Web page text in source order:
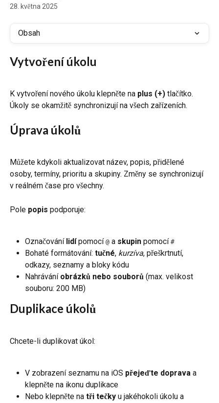
28. května 2025
Obsah
Vytvoření úkolu
K vytvoření nového úkolu klepněte na plus (+) tlačítko.
Úkoly se okamžitě synchronizují na všech zařízeních.
Úprava úkolů
Můžete kdykoli aktualizovat název, popis, přidělené
osoby, termíny, prioritu a skupiny. Změny se synchronizují
v reálném čase pro všechny.
Pole popis podporuje:
Označování lidí pomocí @ a skupin pomocí #
Bohaté formátování: tučné, kurzíva, přeškrtnutí,
odkazy, seznamy a bloky kódu
Nahrávání obrázků nebo souborů (max. velikost
souboru: 200 MB)
Duplikace úkolů
Chcete-li duplikovat úkol:
V zobrazení seznamu na iOS přejeďte doprava a
klepněte na ikonu duplikace
Nebo klepněte na tři tečky u jakéhokoli úkolu a